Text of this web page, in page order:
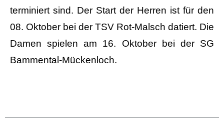
terminiert sind. Der Start der Herren ist für den
08. Oktober bei der TSV Rot-Malsch datiert. Die
Damen spielen am 16. Oktober bei der SG
Bammental-Mückenloch.